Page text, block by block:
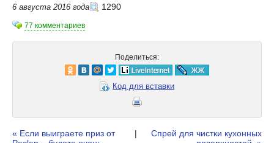
6 августа 2016 года 1290
77 комментариев
Поделиться:
Код для вставки
« Если выиграете приз от
|
Спрей для чистки кухонных